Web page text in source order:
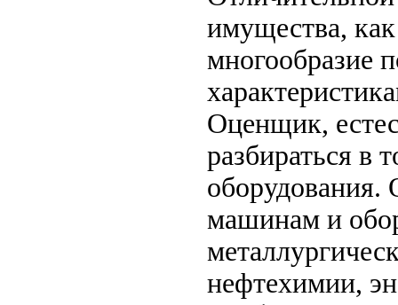
имущества,
многообразие
Оценщик,
разбираться в
машинам и
нефтехимии,